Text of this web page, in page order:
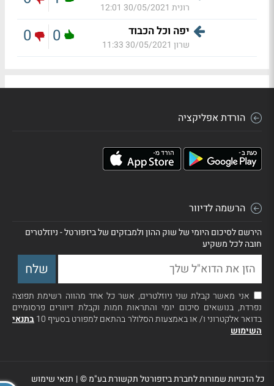
רונית 30/05/2021 12:01
יפה וכל הכבוד
שרון 30/05/2021 11:33
0
0
הורדת אפליקציה
הרשמה לדיוור
הירשם לסיכום היומי של שוק ההון ולמבזקים של ביזפורטל - ניוזלטרים
חובה לכל משקיע
אני מאשר קבלת שני ניוזלטרים, אשר כל אחד מהווה רשימת תפוצה
נפרדת, בנושאים סיכום יומי והתראות חמות וקבלת דיוורים פרסומיים
בדואר אלקטרוני ו/ או באמצעות הסלולר בהתאם למפורט בסעיף 10
בתנאי
השימוש
כל הזכויות שמורות לחברת ביזפורטל תקשורת בע"מ ©| תנאי שימוש